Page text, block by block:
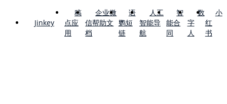
Jinkey
稿
点应
用
企业微
信帮助文
档
语
鹦短
链
人工
智能导
航
智
能合
同
数
字
人
小
红
书